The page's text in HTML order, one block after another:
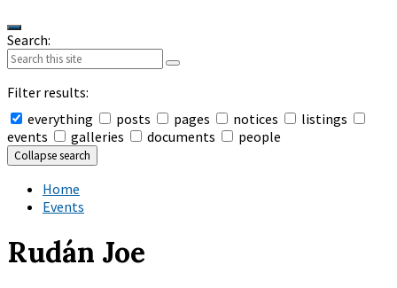
Search:
Filter results:
everything
posts pages notices
listings
events
galleries documents people
Collapse search
Home
Events
Rudán Joe